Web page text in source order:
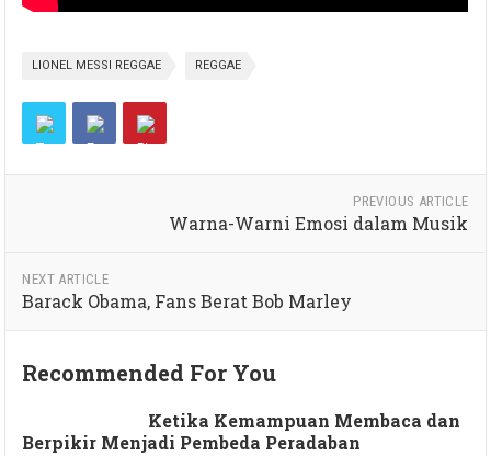
LIONEL MESSI REGGAE REGGAE
PREVIOUS ARTICLE
Warna-Warni Emosi dalam Musik
NEXT ARTICLE
Barack Obama, Fans Berat Bob Marley
Recommended For You
Ketika Kemampuan Membaca dan
Berpikir Menjadi Pembeda Peradaban